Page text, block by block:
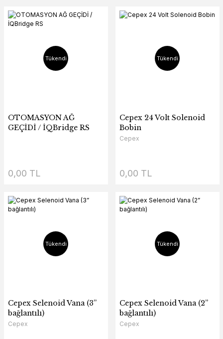
Tükendi
OTOMASYON AĞ
GEÇİDİ / İQBridge RS
0,00 TL
Tükendi
Cepex 24 Volt Solenoid
Bobin
Cepex
0,00 TL
Tükendi
Cepex Selenoid Vana (3”
bağlantılı)
Cepex
Tükendi
Cepex Selenoid Vana (2”
bağlantılı)
Cepex